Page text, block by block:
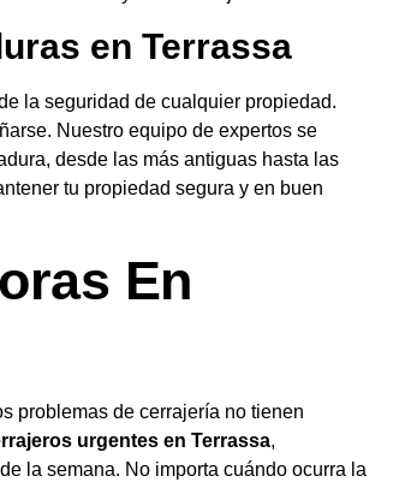
en Terrassa
la seguridad de cualquier propiedad.
Nuestro equipo de expertos se
desde las más antiguas hasta las
tu propiedad segura y en buen
En
problemas de cerrajería no tienen
urgentes en Terrassa,
la semana. No importa cuándo ocurra la